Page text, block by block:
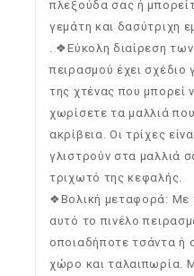
πλεξούδα σας ή
γεμάτη και δασύτριχη
. ❖Εύκολη διαίρεση
πειρασμού έχει σχέδιο
της χτένας που μπορεί
χωρίσετε τα μαλλιά
ακρίβεια. Οι τρίχες
γλιστρούν στα μαλλιά
τριχωτό της κεφαλής.
❖Βολική μεταφορά: Με
αυτό το πινέλο
οποιαδήποτε τσάντα ή
χώρο και ταλαιπωρία.